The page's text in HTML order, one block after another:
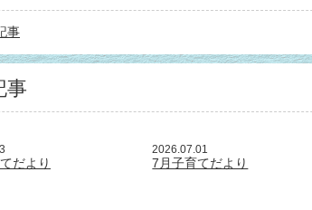
事
事
だより
2026.07.01
7月子育てだより